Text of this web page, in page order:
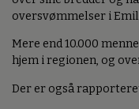
oversvømmelser i
Mere end 10.000
hjem i regionen, og
Der er også